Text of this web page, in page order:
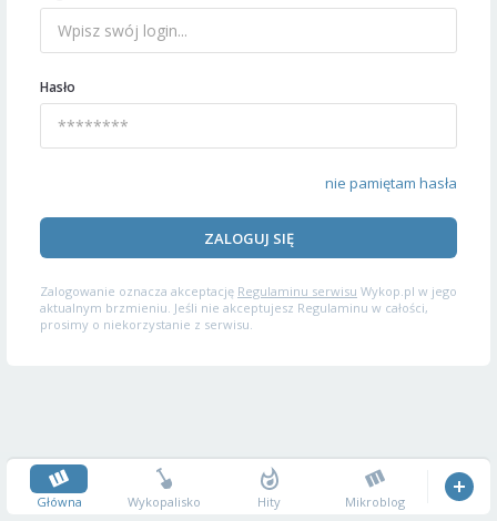
Hasło
nie pamiętam hasła
ZALOGUJ SIĘ
Zalogowanie oznacza akceptację Regulaminu serwisu Wykop.pl w jego
aktualnym brzmieniu. Jeśli nie akceptujesz Regulaminu w całości,
prosimy o niekorzystanie z serwisu.
Główna Wykopalisko Hity Mikroblog